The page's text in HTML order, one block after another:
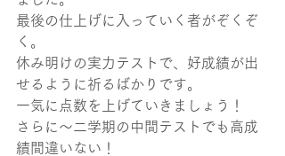
最後の仕上げに入っていく者がぞくぞ
く。
休み明けの実力テストで、好成績が出
せるように祈るばかりです。
一気に点数を上げていきましょう！
さらに～二学期の中間テストでも高成
績間違いない！